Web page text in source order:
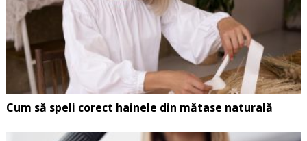
Cum să speli corect hainele din mătase naturală